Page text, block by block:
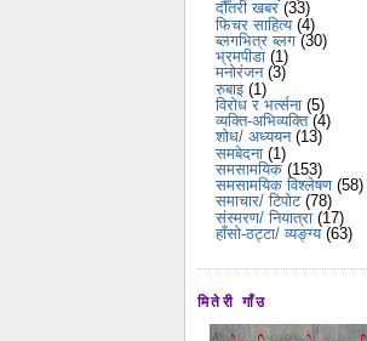
दौँतरी खबर (33)
फिचर साहित्य (4)
ब्लगभित्र ब्लग (30)
भ्रमपीडा (1)
मनोरंजन (3)
रुबाइ (1)
विरोध र भर्त्सना (5)
व्यक्ति-अभिव्यक्ति (4)
शोध/ अध्ययन (13)
समबेदना (1)
समसामयिक (153)
समसामयिक विश्लेषण (58)
समाचार/ टिपोट (78)
संस्मरण/ नियात्रा (17)
हाँसो-ठट्टा/ व्यङ्ग्य (63)
मितेरी गाँउ